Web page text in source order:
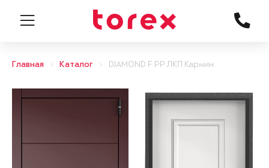
Главная Каталог DIAMOND F PP ЛКП Кармин